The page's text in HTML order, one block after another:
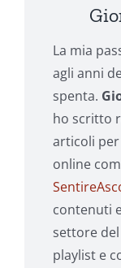
La mia
agli anni
spenta.
ho scritto
articoli
online
contenuti
settore del
playlist e